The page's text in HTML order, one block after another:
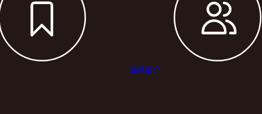
選手紹介